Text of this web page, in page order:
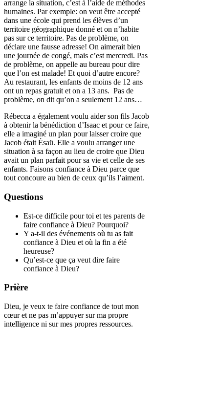
arrange la situation, c’est à l’aide de méthodes
humaines. Par exemple: on veut être accepté
dans une école qui prend les élèves d’un
territoire géographique donné et on n’habite
pas sur ce territoire. Pas de problème, on
déclare une fausse adresse! On aimerait bien
une journée de congé, mais c’est mercredi. Pas
de problème, on appelle au bureau pour dire
que l’on est malade! Et quoi d’autre encore?
Au restaurant, les enfants de moins de 12 ans
ont un repas gratuit et on a 13 ans. Pas de
problème, on dit qu’on a seulement 12 ans…
Rébecca a également voulu aider son fils Jacob
à obtenir la bénédiction d’Isaac et pour ce faire,
elle a imaginé un plan pour laisser croire que
Jacob était Ésaü. Elle a voulu arranger une
situation à sa façon au lieu de croire que Dieu
avait un plan parfait pour sa vie et celle de ses
enfants. Faisons confiance à Dieu parce que
tout concoure au bien de ceux qu’ils l’aiment.
Questions
Est-ce difficile pour toi et tes parents de
faire confiance à Dieu? Pourquoi?
Y a-t-il des événements où tu as fait
confiance à Dieu et où la fin a été
heureuse?
Qu’est-ce que ça veut dire faire
confiance à Dieu?
Prière
Dieu, je veux te faire confiance de tout mon
cœur et ne pas m’appuyer sur ma propre
intelligence ni sur mes propres ressources.